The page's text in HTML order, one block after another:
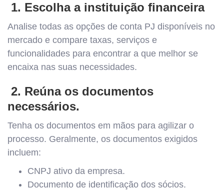
1. Escolha a instituição financeira
Analise todas as opções de conta PJ disponíveis no
mercado e compare taxas, serviços e
funcionalidades para encontrar a que melhor se
encaixa nas suas necessidades.
2. Reúna os documentos
necessários.
Tenha os documentos em mãos para agilizar o
processo. Geralmente, os documentos exigidos
incluem:
CNPJ ativo da empresa.
Documento de identificação dos sócios.